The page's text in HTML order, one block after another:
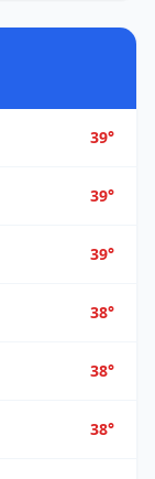
39°
39°
39°
38°
38°
38°